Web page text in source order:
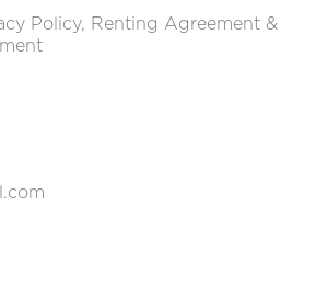
Policy, Renting Agreement &